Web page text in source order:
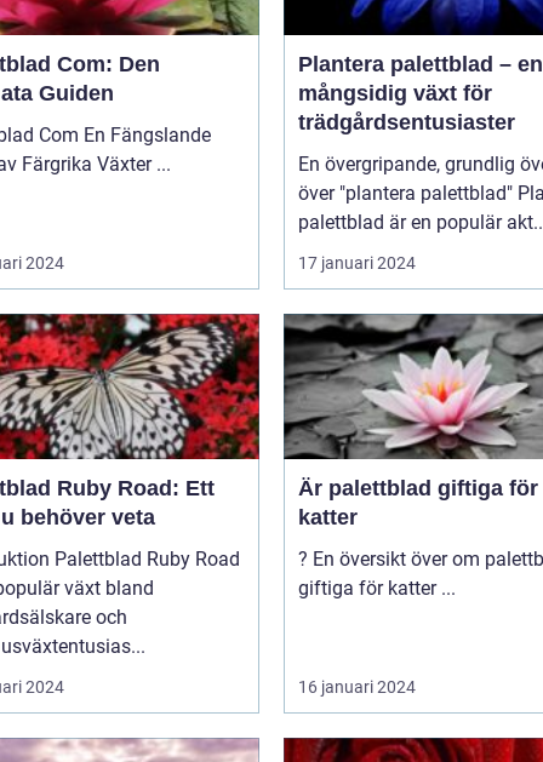
Com: Den
Guiden
En Fängslande
Värld av Färgrika Växter ...
2024
Plantera palettblad – en
mångsidig växt för
trädgårdsentusiaster
En övergripande, grundlig
över "plantera palettblad" Plantera
palettblad är en populär
17 januari 2024
Ruby Road: Ett
behöver veta
Ruby Road
växt bland
och
2024
Är palettblad giftiga för
katter
? En översikt över om palettblad är
giftiga för katter ...
16 januari 2024